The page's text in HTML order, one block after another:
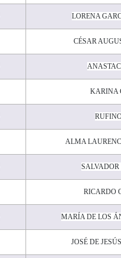
LORENA
CÉSAR
KARINA
ALMA
SALVADOR
RICARDO
MARÍA DE LOS
JOSÉ DE